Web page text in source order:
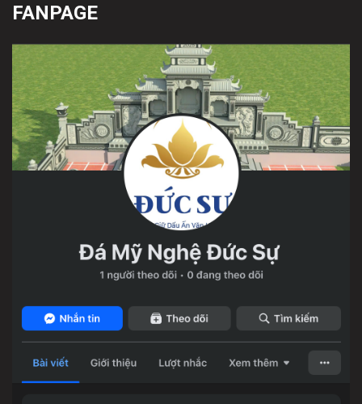
FANPAGE